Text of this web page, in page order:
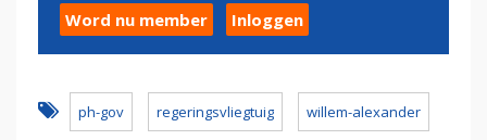
Word nu member Inloggen
ph-gov regeringsvliegtuig willem-alexander